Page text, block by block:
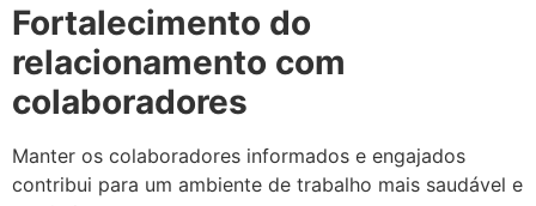
Fortalecimento do
relacionamento com
colaboradores
Manter os colaboradores informados e engajados
contribui para um ambiente de trabalho mais saudável e